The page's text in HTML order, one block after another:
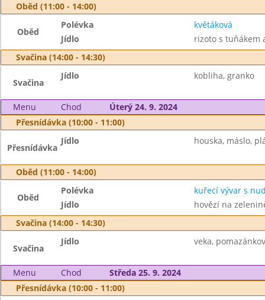
Oběd (11:00 - 14:00)
Oběd
Polévka
květáková
Jídlo
rizoto s tuňákem
Svačina (14:00 - 14:30)
Svačina
Jídlo kobliha, granko
Menu Chod
Úterý 24. 9. 2024
Přesnídávka (10:00 - 11:00)
Přesnídávka
Jídlo houska, máslo,
Oběd (11:00 - 14:00)
Oběd
Polévka
kuřecí vývar s
Jídlo
hovězí na
Svačina (14:00 - 14:30)
Svačina
Jídlo veka,
Menu Chod
Středa 25. 9. 2024
Přesnídávka (10:00 - 11:00)